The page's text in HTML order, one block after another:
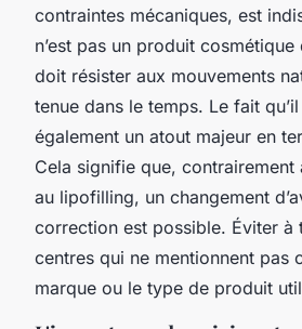
contraintes mécaniques, est
n’est pas un produit
doit résister aux mouvements
tenue dans le temps. Le fait
également un atout majeur en
Cela signifie que, contrairement
au lipofilling, un changement
correction est possible. Éviter à
centres qui ne mentionnent pas
marque ou le type de produit